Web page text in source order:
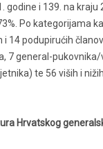
godine i 139. na
Po kategorijama
i 14 podupirućih
7 general-
te 56 viših i
Hrvatskog